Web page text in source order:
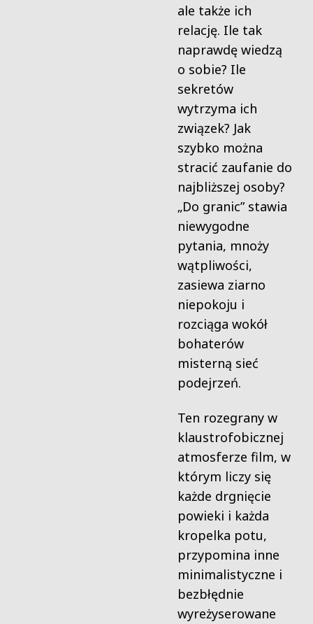
ale także ich
relację. Ile tak
naprawdę wiedzą
o sobie? Ile
sekretów
wytrzyma ich
związek? Jak
szybko można
stracić zaufanie do
najbliższej osoby?
„Do granic” stawia
niewygodne
pytania, mnoży
wątpliwości,
zasiewa ziarno
niepokoju i
rozciąga wokół
bohaterów
misterną sieć
podejrzeń.
Ten rozegrany w
klaustrofobicznej
atmosferze film, w
którym liczy się
każde drgnięcie
powieki i każda
kropelka potu,
przypomina inne
minimalistyczne i
bezbłędnie
wyreżyserowane